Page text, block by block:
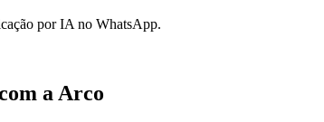
por IA no WhatsApp.
a Arco